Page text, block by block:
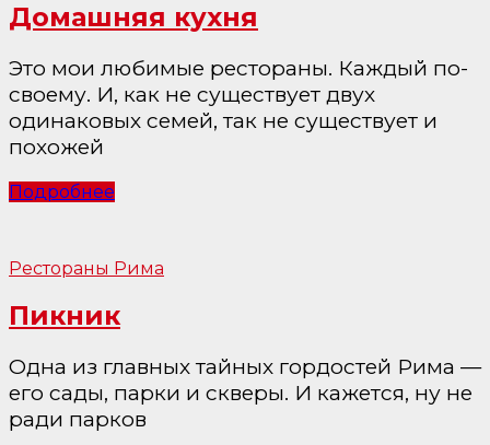
Домашняя кухня
Это мои любимые рестораны. Каждый по-
своему. И, как не существует двух
одинаковых семей, так не существует и
похожей
Подробнее
Рестораны Рима
Пикник
Одна из главных тайных гордостей Рима —
его сады, парки и скверы. И кажется, ну не
ради парков